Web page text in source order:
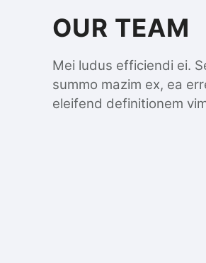
OUR TEAM
Mei ludus efficiendi ei.
summo mazim ex, ea
eleifend definitionem